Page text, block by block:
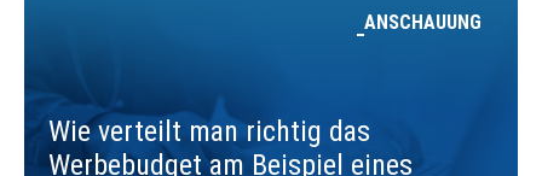
ANSCHAUUNG
Wie verteilt man richtig das
Werbebudget am Beispiel eines